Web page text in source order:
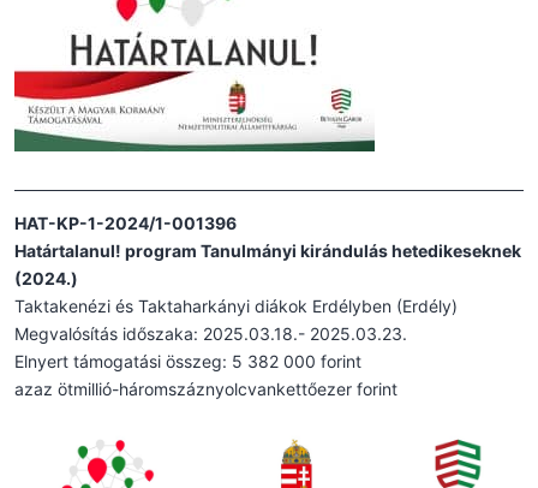
HAT-KP-1-2024/1-001396
Határtalanul! program Tanulmányi kirándulás hetedikeseknek
(2024.)
Taktakenézi és Taktaharkányi diákok Erdélyben (Erdély)
Megvalósítás időszaka: 2025.03.18.- 2025.03.23.
Elnyert támogatási összeg: 5 382 000 forint
azaz ötmillió-háromszáznyolcvankettőezer forint